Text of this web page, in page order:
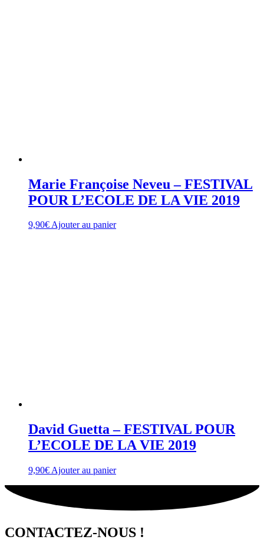
Marie Françoise Neveu – FESTIVAL
POUR L’ECOLE DE LA VIE 2019
9,90€Ajouter au panier
David Guetta – FESTIVAL POUR
L’ECOLE DE LA VIE 2019
9,90€ Ajouter au panier
CONTACTEZ-NOUS !